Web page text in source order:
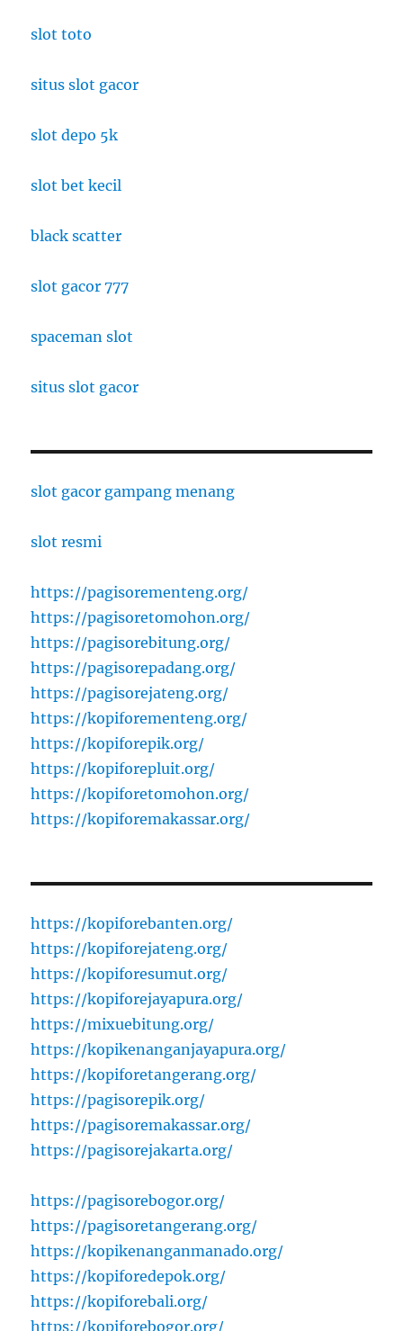
slot toto
situs slot gacor
slot depo 5k
slot bet kecil
black scatter
slot gacor 777
spaceman slot
situs slot gacor
slot gacor gampang menang
slot resmi
https://pagisorementeng.org/
https://pagisoretomohon.org/
https://pagisorebitung.org/
https://pagisorepadang.org/
https://pagisorejateng.org/
https://kopiforementeng.org/
https://kopiforepik.org/
https://kopiforepluit.org/
https://kopiforetomohon.org/
https://kopiforemakassar.org/
https://kopiforebanten.org/
https://kopiforejateng.org/
https://kopiforesumut.org/
https://kopiforejayapura.org/
https://mixuebitung.org/
https://kopikenanganjayapura.org/
https://kopiforetangerang.org/
https://pagisorepik.org/
https://pagisoremakassar.org/
https://pagisorejakarta.org/
https://pagisorebogor.org/
https://pagisoretangerang.org/
https://kopikenanganmanado.org/
https://kopiforedepok.org/
https://kopiforebali.org/
https://kopiforebogor.org/